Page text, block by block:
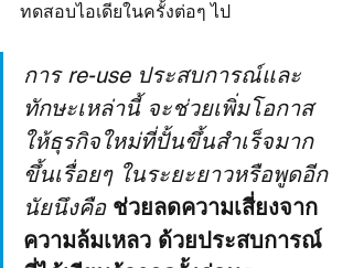
ทดสอบไอเดียในครั้งต่อๆ ไป
การ re-use ประสบการณ์และ
ทักษะเหล่านี้ จะช่วยเพิ่มโอกาส
ให้ธุรกิจใหม่ที่ปั้นขึ้นสำเร็จมาก
ขึ้นเรื่อยๆ ในระยะยาวหรือพูดอีก
นัยนึงคือ ช่วยลดความเสี่ยงจาก
ความล้มเหลว ด้วยประสบการณ์